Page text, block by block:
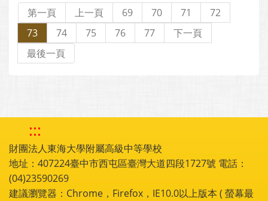
第一頁 上一頁 69 70 71
72
73
74 75 76 77
下一頁
最後一頁
:::
財團法人東海大學附屬高級中等學校
地址：407224臺中市西屯區臺灣大道四段1727號 電話：
(04)23590269
建議瀏覽器：Chrome，Firefox，IE10.0以上版本 ( 螢幕最